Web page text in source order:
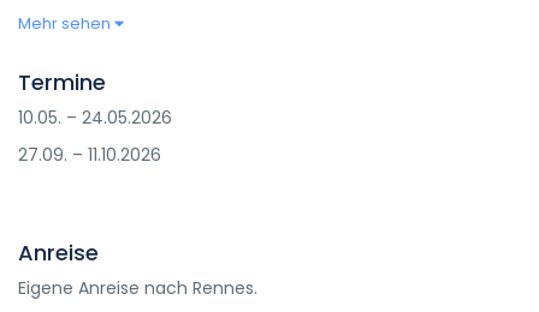
Mehr sehen
Termine
10.05. – 24.05.2026
27.09. – 11.10.2026
Anreise
Eigene Anreise nach Rennes.